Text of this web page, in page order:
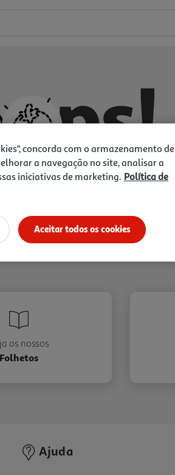
de novo?
os nossos
Folhetos
Ajuda
concorda com o armazenamento de
a navegação no site, analisar a
iniciativas de marketing. Política de
Aceitar todos os cookies